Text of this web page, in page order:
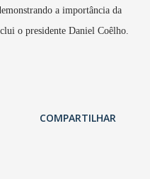
a importância da
o presidente Daniel Coêlho.
COMPARTILHAR